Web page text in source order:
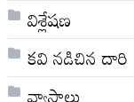
విశ్లేషణ
కవి నడిచిన దారి